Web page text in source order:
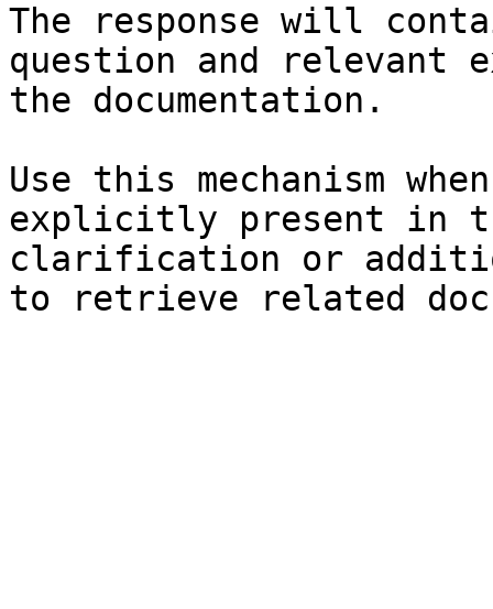
The response will
question and relevant
the documentation.
Use this mechanism
explicitly present in
clarification or